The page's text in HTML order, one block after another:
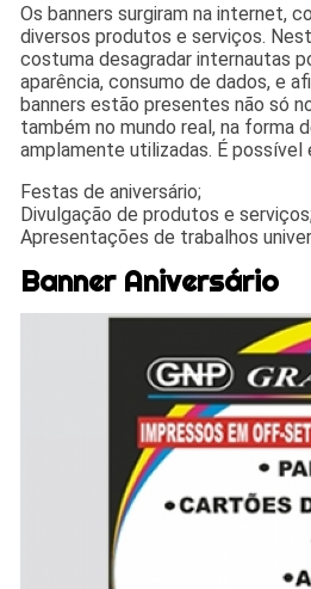
Os banners surgiram na internet,
diversos produtos e serviços.
costuma desagradar internautas
aparência, consumo de dados, e
banners estão presentes não só
também no mundo real, na forma
amplamente utilizadas. É possível
Festas de aniversário;
Divulgação de produtos e
Apresentações de trabalhos
Banner Aniversário